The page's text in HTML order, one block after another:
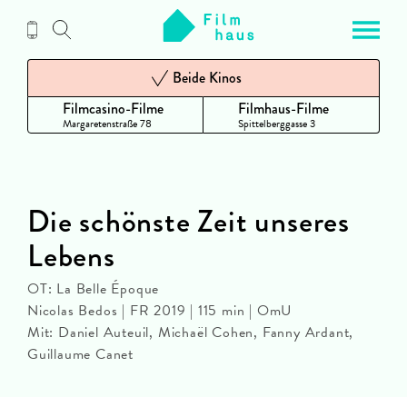
Inhalt
Filmcasino-Filme
Margaretenstraße 78
Beide Kinos
Filmhaus-Filme
Spittelberggasse 3
Die schönste Zeit unseres
Lebens
OT: La Belle Époque
Nicolas Bedos | FR 2019 | 115 min | OmU
Mit: Daniel Auteuil, Michaël Cohen, Fanny Ardant,
Guillaume Canet